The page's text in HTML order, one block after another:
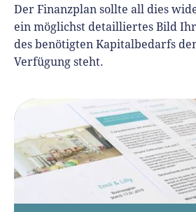
Der Finanzplan sollte all dies
ein möglichst detailliertes Bild
des benötigten Kapitalbedarfs
Verfügung steht.